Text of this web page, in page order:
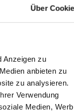
Über
Anzeigen zu
anbieten zu
zu analysieren.
Verwendung
Medien,
bitten um